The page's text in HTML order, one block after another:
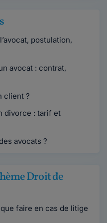
postulation,
avocat : contrat,
client ?
divorce : tarif et
avocats ?
Droit de
faire en cas de litige